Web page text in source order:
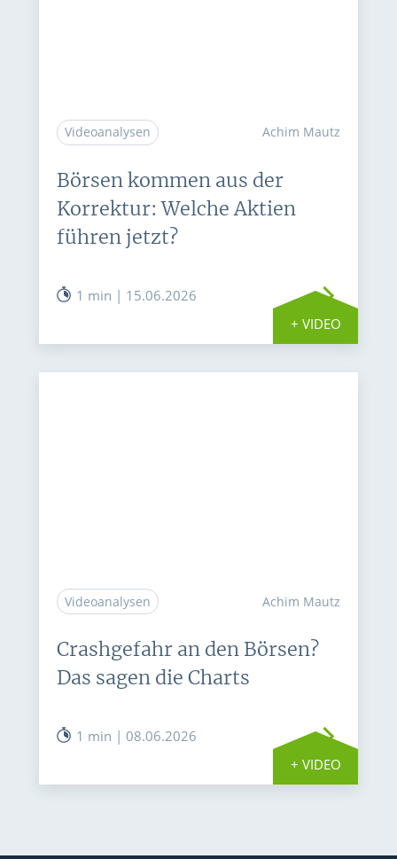
Videoanalysen Achim Mautz
Börsen kommen aus der
Korrektur: Welche Aktien
führen jetzt?
1 min | 15.06.2026
+ VIDEO
Videoanalysen Achim Mautz
Crashgefahr an den Börsen?
Das sagen die Charts
1 min | 08.06.2026
+ VIDEO